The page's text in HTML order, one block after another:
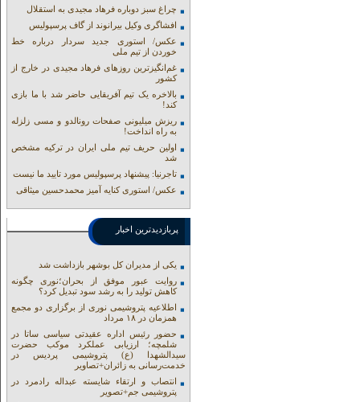
چراغ سبز دوباره فرهاد مجیدی به استقلال
افشاگری وکیل بیرانوند از گاف‌ پرسپولیس
عکس/ استوری جدید سردار درباره خط
خوردن از تیم ملی
غم‌انگیزترین روزهای فرهاد مجیدی در خارج از
کشور
بالاخره یک تیم آفریقایی حاضر شد با ما بازی
کند!
ریزش میلیونی صفحات رونالدو و مسی زلزله
به راه انداخت!
اولین حریف تیم ملی ایران در ترکیه مشخص
شد
تاجرنیا: پیشنهاد پرسپولیس مورد تایید ما نیست
عکس/ استوری کنایه آمیز محمدحسین میثاقی
پربازدیدترین اخبار
یکی از مدیران کل بوشهر بازداشت شد
روایت عبور موفق از بحران؛نوری چگونه
کاهش تولید را به رشد سود تبدیل کرد؟
اطلاعیه پتروشیمی نوری از برگزاری دو مجمع
همزمان در ۱۸ مرداد
حضور رئیس اداره عقیدتی سیاسی ساتا در
شلمچه؛ ارزیابی عملکرد موکب حضرت
سیدالشهدا (ع) پتروشیمی پردیس در
خدمت‌رسانی به زائران+تصاویر
انتصاب و ارتقاء شایسته عبداله رادمرد در
پتروشیمی جم+تصویر